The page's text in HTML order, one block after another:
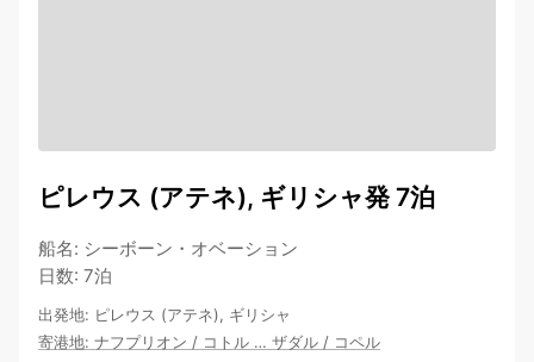
ピレウス (アテネ), ギリシャ発 7泊
船名: シーボーン・オベーション
日数: 7泊
出発地: ピレウス (アテネ), ギリシャ
寄港地: ナフプリオン / コトル … ザダル / コペル